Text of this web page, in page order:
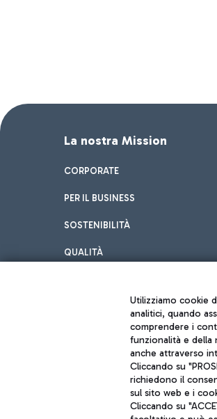
La nostra Mission
CORPORATE
PER IL BUSINESS
SOSTENIBILITÀ
QUALITÀ
Aeroporti di Roma S.p.A. - Società
Codice fiscale e Registro delle Imprese di
Utilizziamo cookie
analitici, quando
comprendere i
funzionalità e della
anche attraverso
Cliccando su
richiedono il
sul sito web e i
Cliccando su